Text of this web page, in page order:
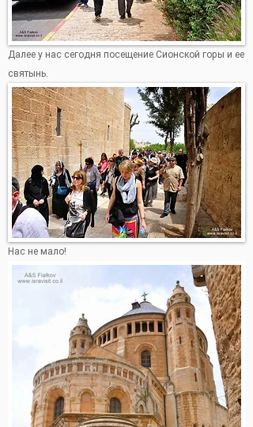
Далее у нас сегодня посещение Сионской горы и ее
святынь.
Нас не мало!